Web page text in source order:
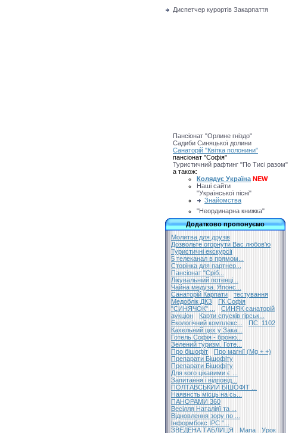
Диспетчер курортів Закарпаття
Пансіонат "Орлине гніздо"
Садиби Синяцької долини
Санаторій "Квітка полонини"
пансіонат "Софія"
Туристичний рафтинг "По Тисі разом"
а також:
Колядує Україна NEW
Наші сайти
"Української пісні"
Знайомства
"Неординарна книжка"
Додатково пропонуємо
Молитва для друзів
Дозвольте огорнути Вас любов'ю
Туристичні екскурсії
5 телеканал в прямом...
Сторінка для партнер...
Пансіонат "Сріб...
Лікувальніий потенці...
Чайна медуза. Японс...
Санаторій Карпати
тестування
Медоблік ДКЗ
ГК Софія
"СИНЯЧОК" ...
СИНЯК санаторій
аукціон
Карти спусків гірськ...
Екологічний комплекс...
ПС_1102
Кахельний цех у Зака...
Готель Софія - броню...
Зелений туризм. Готе...
Про бішофіт
Про магнії (Mg + +)
Препарати Бішофіту
Препарати Бішофіту
Для кого цікавими є ...
Запитання і відповід...
ПОЛТАВСЬКИЙ БІШОФІТ ...
Наявнсть місць на сь...
ПАНОРАМИ 360
Весілля Наталіяї та ...
Відновлення зору по ...
Інформбокс ІРС "...
ЗВЕДЕНА ТАБЛИЦЯ
Мапа Урок